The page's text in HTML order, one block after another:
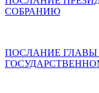
СОБРАНИЮ
ПОСЛАНИЕ